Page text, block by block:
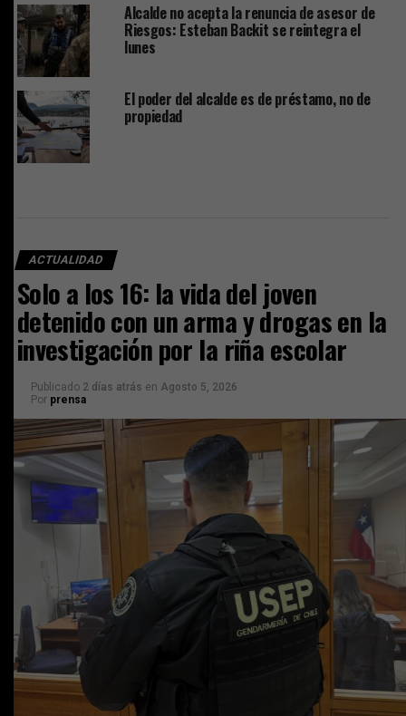
Alcalde no acepta la renuncia de asesor de
Riesgos: Esteban Backit se reintegra el
lunes
El poder del alcalde es de préstamo, no de
propiedad
ACTUALIDAD
Solo a los 16: la vida del joven
detenido con un arma y drogas en la
investigación por la riña escolar
Publicado 2 días atrás en Agosto 5, 2026
Por prensa